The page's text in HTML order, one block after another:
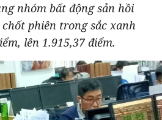
nhóm bất động sản hồi
phiên trong sắc xanh
lên 1.915,37 điểm.